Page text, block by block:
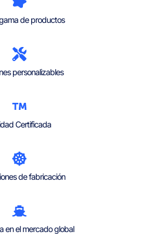
de productos
personalizables
Certificada
de fabricación
en el mercado global